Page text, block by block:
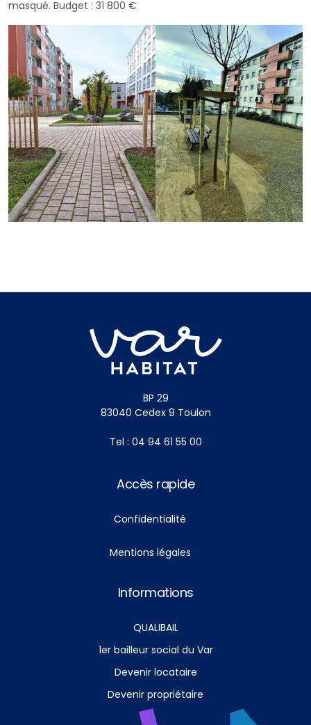
masqué. Budget : 31 800 €
BP 29
83040 Cedex 9 Toulon
Tel : 04 94 61 55 00
Accès rapide
Confidentialité
Mentions légales
Informations
QUALIBAIL
1er bailleur social du Var
Devenir locataire
Devenir propriétaire